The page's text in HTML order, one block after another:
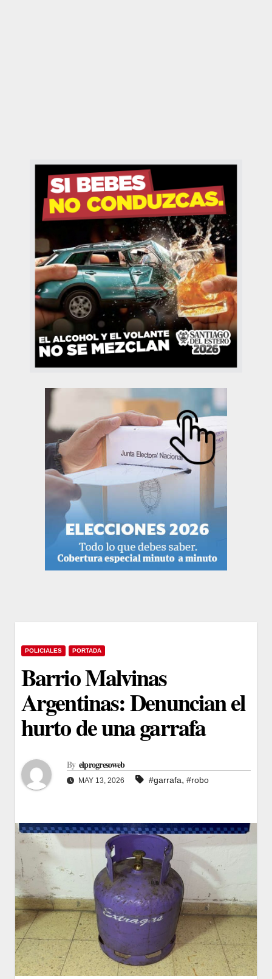
POLICIALES PORTADA
Barrio Malvinas
Argentinas: Denuncian el
hurto de una garrafa
By elprogresoweb
MAY 13, 2026 #garrafa, #robo